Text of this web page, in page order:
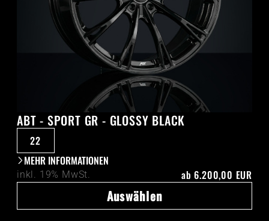
ABT - SPORT GR - GLOSSY BLACK
22
MEHR INFORMATIONEN
inkl. 19% MwSt. ab6.200,00 EUR
Auswählen